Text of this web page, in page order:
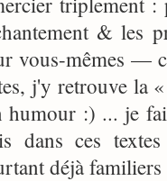
& les
vous-mêmes —
j'y retrouve la
humour :) ... je
dans ces
déjà